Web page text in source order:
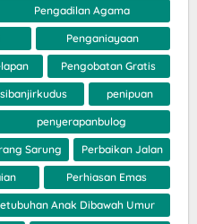
Pengadilan Agama
Penganiayaan
Pengobatan Gratis
penipuan
penyerapanbulog
Sarung Perbaikan Jalan
Perhiasan Emas
Anak Dibawah Umur